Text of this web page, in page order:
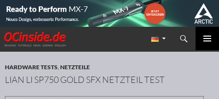
Redaktion ocinside.de PC Hardware Portal
Suchen
ZUM INHALT SPRINGEN
HARDWARE TESTS,NETZTEILE
LIAN LI SP750 GOLD SFX NETZTEIL TEST